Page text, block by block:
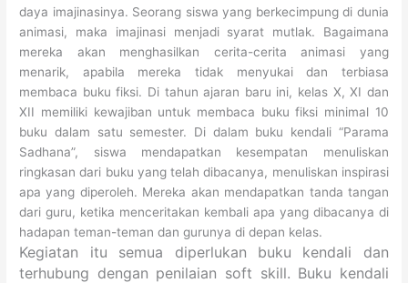
daya imajinasinya. Seorang siswa yang berkecimpung di dunia
animasi, maka imajinasi menjadi syarat mutlak. Bagaimana
mereka akan menghasilkan cerita-cerita animasi yang
menarik, apabila mereka tidak menyukai dan terbiasa
membaca buku fiksi. Di tahun ajaran baru ini, kelas X, XI dan
XII memiliki kewajiban untuk membaca buku fiksi minimal 10
buku dalam satu semester. Di dalam buku kendali “Parama
Sadhana”, siswa mendapatkan kesempatan menuliskan
ringkasan dari buku yang telah dibacanya, menuliskan inspirasi
apa yang diperoleh. Mereka akan mendapatkan tanda tangan
dari guru, ketika menceritakan kembali apa yang dibacanya di
hadapan teman-teman dan gurunya di depan kelas.
Kegiatan itu semua diperlukan buku kendali dan
terhubung dengan penilaian soft skill. Buku kendali